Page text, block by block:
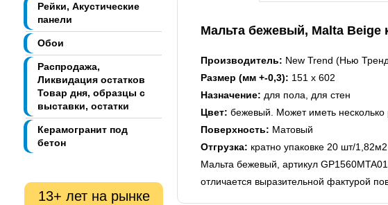
Рейки, Акустические
панели
Обои
Распродажа,
Ликвидация остатков
Товар дня, образцы с
выставки, остатки
Керамогранит под
бетон
13+ лет на рынке
Мальта бежевый, Malta Beige
Производитель: New Trend (Нью
Размер (мм +-0,3): 151 x 602
Назначение: для пола, для стен
Цвет: бежевый. Может иметь несколько
Поверхность: Матовый
Отгрузка: кратно упаковке 20 шт/1,82м2
Мальта бежевый, артикул
отличается выразительной фактурой